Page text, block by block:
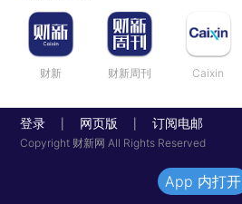
财新 财新周刊 Caixin
登录 网页版 订阅电邮
Copyright 财新网 All Rights Reserved
App 内打开